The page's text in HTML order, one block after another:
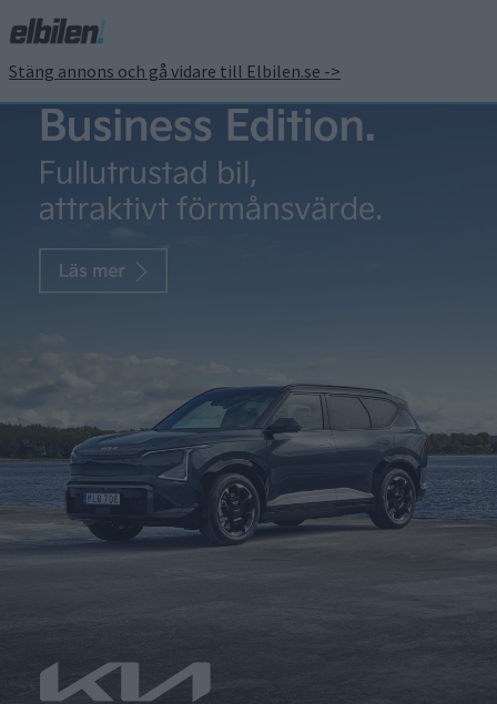
Stäng annons och gå vidare till Elbilen.se ->
Trendbrott: elbilar gick
om diesel i december
Carl Undéhn 17 jan 2022
gången tio procent. Det beskrevs då som en milstolpe – och nu
är det dags för nästa. I december förra året stod rena elbilar